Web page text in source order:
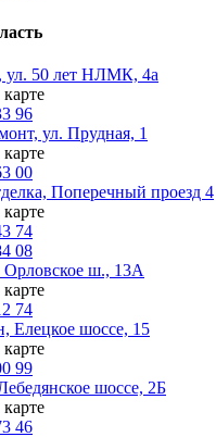
ул. 50 лет НЛМК, 4а
96
ул. Прудная, 1
00
Поперечный проезд 4
74
08
Орловское ш., 13А
74
Елецкое шоссе, 15
99
шоссе, 2Б
46